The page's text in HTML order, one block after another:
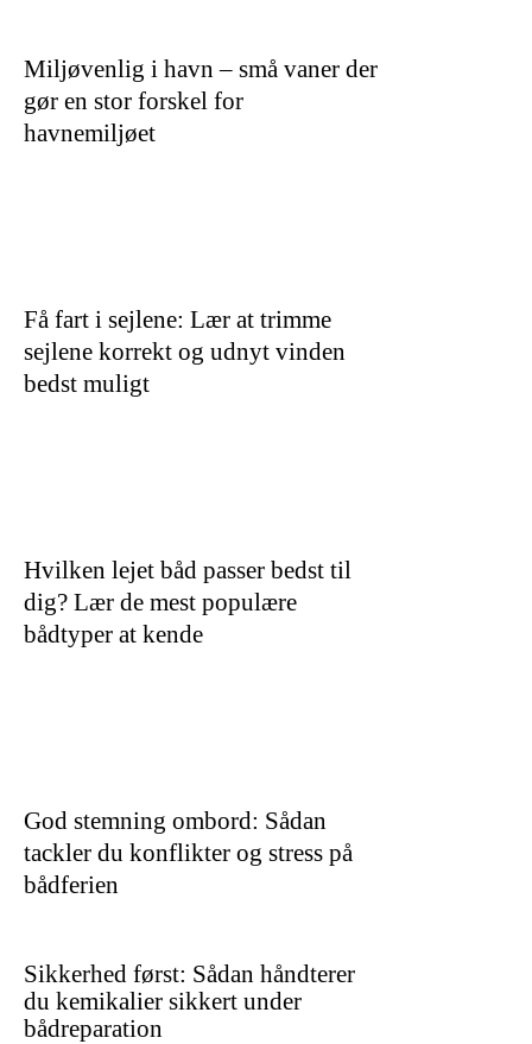
Miljøvenlig i havn – små vaner der
gør en stor forskel for
havnemiljøet
Få fart i sejlene: Lær at trimme
sejlene korrekt og udnyt vinden
bedst muligt
Hvilken lejet båd passer bedst til
dig? Lær de mest populære
bådtyper at kende
God stemning ombord: Sådan
tackler du konflikter og stress på
bådferien
Sikkerhed først: Sådan håndterer
du kemikalier sikkert under
bådreparation